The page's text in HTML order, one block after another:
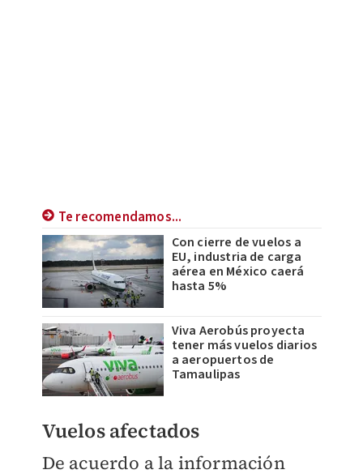
Te recomendamos...
Con cierre de vuelos a
EU, industria de carga
aérea en México caerá
hasta 5%
Viva Aerobús proyecta
tener más vuelos diarios
a aeropuertos de
Tamaulipas
Vuelos afectados
De acuerdo a la información